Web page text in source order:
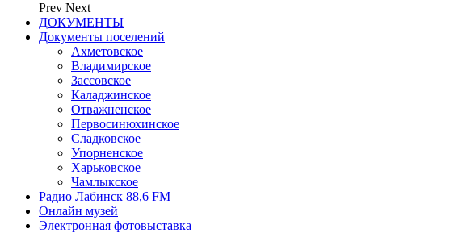
Prev Next
ДОКУМЕНТЫ
Документы поселений
Ахметовское
Владимирское
Зассовское
Каладжинское
Отважненское
Первосинюхинское
Сладковское
Упорненское
Харьковское
Чамлыкское
Радио Лабинск 88,6 FM
Онлайн музей
Электронная фотовыставка